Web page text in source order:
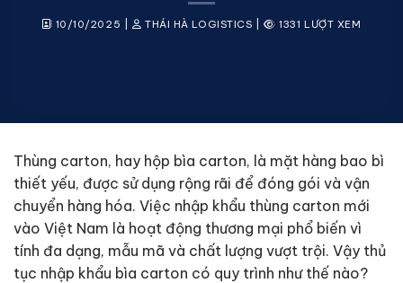
10/10/2025 THÁI HÀ LOGISTICS | 1331 LƯỢT XEM
Thùng carton, hay hộp bìa carton, là mặt hàng bao bì
thiết yếu, được sử dụng rộng rãi để đóng gói và vận
chuyển hàng hóa. Việc nhập khẩu thùng carton mới
vào Việt Nam là hoạt động thương mại phổ biến vì
tính đa dạng, mẫu mã và chất lượng vượt trội. Vậy thủ
tục nhập khẩu bìa carton có quy trình như thế nào?